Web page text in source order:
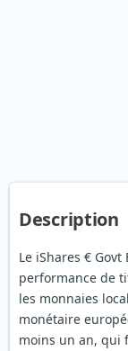
Description
Le iShares € Govt
performance de
les monnaies
monétaire
moins un an, qui